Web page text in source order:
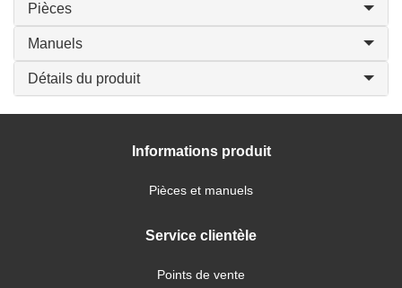
Pièces
Manuels
Détails du produit
Informations produit
Pièces et manuels
Service clientèle
Points de vente